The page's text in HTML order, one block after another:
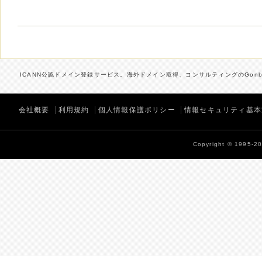
ICANN公認ドメイン登録サービス。海外ドメイン取得、コンサルティングの
会社概要 利用規約 個人情報保護ポリシー 情報セキュリティ基
Copyright © 1995-